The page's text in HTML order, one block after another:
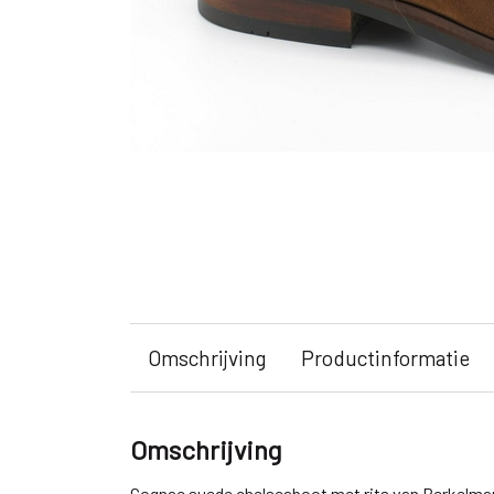
Omschrijving Productinformatie
Omschrijving